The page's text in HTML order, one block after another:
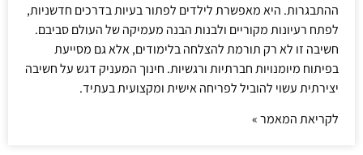
ההתבגרות. היא מאפשרת לילדים לפתור בעיות בדרכים חדשניות,
לפתח רעיונות מקוריים ולבנות הבנה מעמיקה של העולם סביבם.
חשיבה זו לא רק תורמת להצלחה בלימודים, אלא גם מסייעת
בפיתוח מיומנויות חברתיות ורגשיות. חינוך המעניק דגש על חשיבה
יצירתית עשוי להוביל לפריחה אישית ומקצועית בעתיד.
לקריאת המאמר »